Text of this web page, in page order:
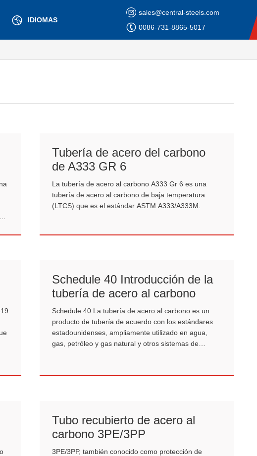
IDIOMAS
sales@central-steels.com
0086-731-8865-5017
Tubería de acero del carbono
de A333 GR 6
La tubería de acero al carbono A333 Gr 6 es una
tubería de acero al carbono de baja temperatura
(LTCS) que es el estándar ASTM A333/A333M.
Schedule 40 Introducción de la
tubería de acero al carbono
Schedule 40 La tubería de acero al carbono es un
producto de tubería de acuerdo con los estándares
estadounidenses, ampliamente utilizado en agua,
gas, petróleo y gas natural y otros sistemas de
Tubo recubierto de acero al
carbono 3PE/3PP
3PE/3PP, también conocido como protección de